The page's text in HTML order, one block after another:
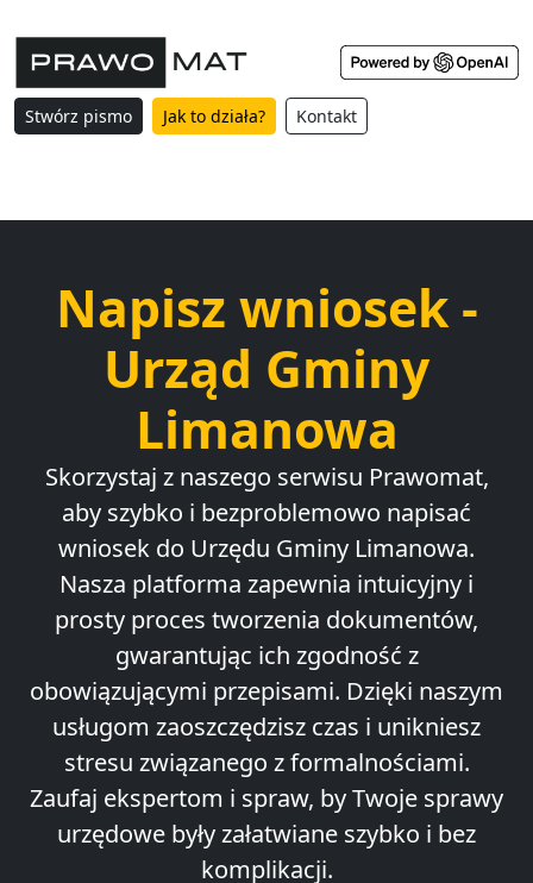
Stwórz pismo Jak to działa? Kontakt
Napisz wniosek -
Urząd Gminy
Limanowa
Skorzystaj z naszego serwisu Prawomat,
aby szybko i bezproblemowo napisać
wniosek do Urzędu Gminy Limanowa.
Nasza platforma zapewnia intuicyjny i
prosty proces tworzenia dokumentów,
gwarantując ich zgodność z
obowiązującymi przepisami. Dzięki naszym
usługom zaoszczędzisz czas i unikniesz
stresu związanego z formalnościami.
Zaufaj ekspertom i spraw, by Twoje sprawy
urzędowe były załatwiane szybko i bez
komplikacji.